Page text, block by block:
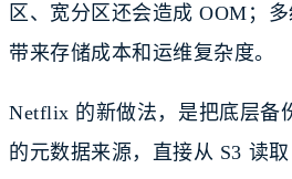
区、宽分区还会造成 OOM；
带来存储成本和运维复杂度。
Netflix 的新做法，是把底层备
的元数据来源，直接从 S3 读取